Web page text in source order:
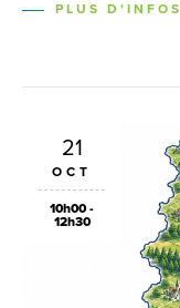
PLUS D'INFOS
21
OCT
10h00 -
12h30